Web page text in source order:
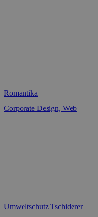
Romantika
Corporate Design, Web
Umweltschutz Tschiderer